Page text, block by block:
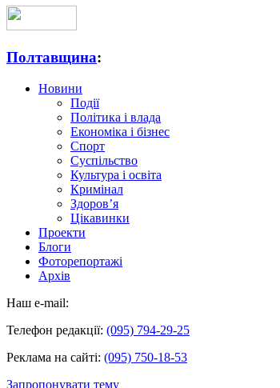
Полтавщина:
Новини
Події
Політика і влада
Економіка і бізнес
Спорт
Суспільство
Культура і освіта
Кримінал
Здоров’я
Цікавинки
Проекти
Блоги
Фоторепортажі
Архів
Наш e-mail:
Телефон редакції: (095) 794-29-25
Реклама на сайті: (095) 750-18-53
Запропонувати тему